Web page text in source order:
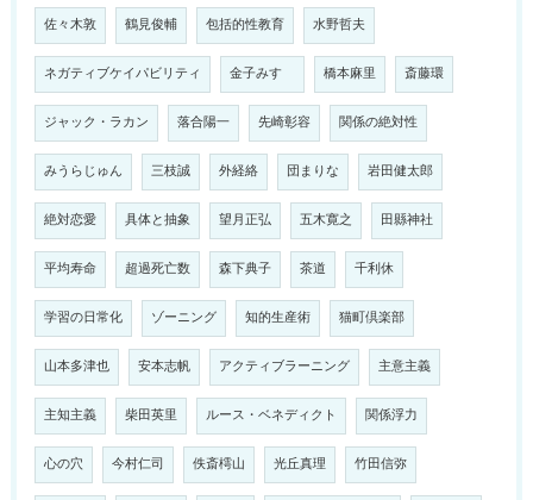
佐々木敦 鶴見俊輔 包括的性教育 水野哲夫
ネガティブケイパビリティ 金子みすゞ 橋本麻里 斎藤環
ジャック・ラカン 落合陽一 先崎彰容 関係の絶対性
みうらじゅん 三枝誠 外経絡 団まりな 岩田健太郎
絶対恋愛 具体と抽象 望月正弘 五木寛之 田縣神社
平均寿命 超過死亡数 森下典子 茶道 千利休
学習の日常化 ゾーニング 知的生産術 猫町倶楽部
山本多津也 安本志帆 アクティブラーニング 主意主義
主知主義 柴田英里 ルース・ベネディクト 関係浮力
心の穴 今村仁司 佚斎樗山 光丘真理 竹田信弥